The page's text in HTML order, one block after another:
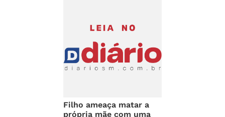
Filho ameaça matar a
própria mãe com uma